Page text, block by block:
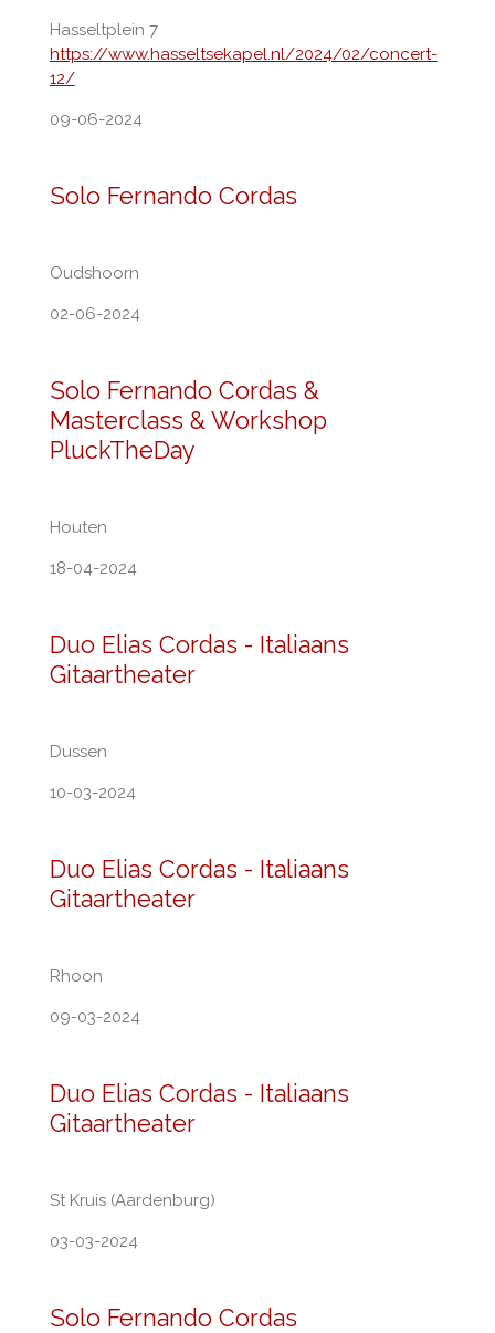
Hasseltplein 7
https://www.hasseltsekapel.nl/2024/02/concert-
12/
09-06-2024
Solo Fernando Cordas
Oudshoorn
02-06-2024
Solo Fernando Cordas &
Masterclass & Workshop
PluckTheDay
Houten
18-04-2024
Duo Elias Cordas - Italiaans
Gitaartheater
Dussen
10-03-2024
Duo Elias Cordas - Italiaans
Gitaartheater
Rhoon
09-03-2024
Duo Elias Cordas - Italiaans
Gitaartheater
St Kruis (Aardenburg)
03-03-2024
Solo Fernando Cordas